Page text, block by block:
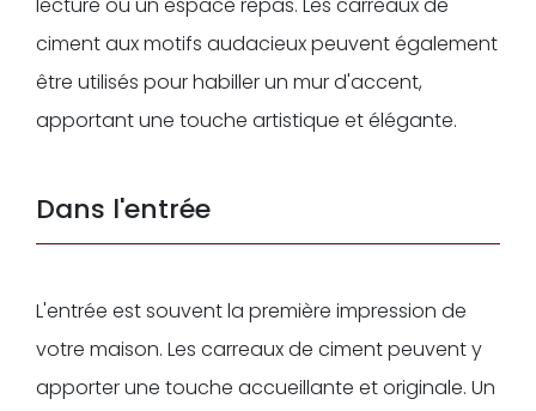
lecture ou un espace repas. Les carreaux de
ciment aux motifs audacieux peuvent également
être utilisés pour habiller un mur d'accent,
apportant une touche artistique et élégante.
Dans l'entrée
L'entrée est souvent la première impression de
votre maison. Les carreaux de ciment peuvent y
apporter une touche accueillante et originale. Un